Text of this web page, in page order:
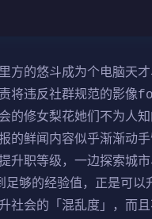
方的悠斗成为个电脑
将违反社群规范的影
的修女梨花她们不为人
的鲜闻内容似乎渐渐
升职等级，一边探索城
够的经验值，正是可
社会的「混乱度」，而